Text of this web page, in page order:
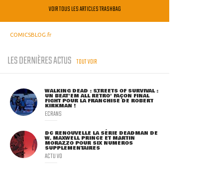
VOIR TOUS LES ARTICLES TRASHBAG
COMICSBLOG.fr
LES DERNIÈRES ACTUS TOUT VOIR
WALKING DEAD : STREETS OF SURVIVAL :
UN BEAT'EM ALL RÉTRO' FAÇON FINAL
FIGHT POUR LA FRANCHISE DE ROBERT
KIRKMAN !
ECRANS
DC RENOUVELLE LA SÉRIE DEADMAN DE
W. MAXWELL PRINCE ET MARTIN
MORAZZO POUR SIX NUMÉROS
SUPPLÉMENTAIRES
ACTU VO